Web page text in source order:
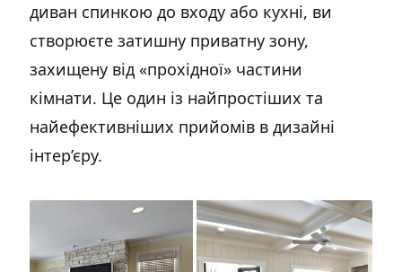
диван спинкою до входу або кухні, ви
створюєте затишну приватну зону,
захищену від «прохідної» частини
кімнати. Це один із найпростіших та
найефективніших прийомів в дизайні
інтер’єру.